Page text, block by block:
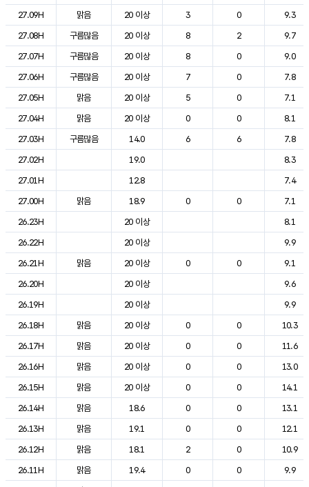
27.09H
맑음 20 이상 3 0
9.3
27.08H
구름많음 20 이상 8 2
9.7
27.07H
구름많음 20 이상 8 0
9.0
27.06H
구름많음 20 이상 7 0
7.8
27.05H
맑음 20 이상 5 0
7.1
27.04H
맑음 20 이상 0 0
8.1
27.03H
구름많음 14.0 6 6
7.8
27.02H
19.0
8.3
27.01H
12.8
7.4
27.00H
맑음 18.9 0 0
7.1
26.23H
20 이상
8.1
26.22H
20 이상
9.9
26.21H
맑음 20 이상 0 0
9.1
26.20H
20 이상
9.6
26.19H
20 이상
9.9
26.18H
맑음 20 이상 0 0
10.3
26.17H
맑음 20 이상 0 0
11.6
26.16H
맑음 20 이상 0 0
13.0
26.15H
맑음 20 이상 0 0
14.1
26.14H
맑음 18.6 0 0
13.1
26.13H
맑음 19.1 0 0
12.1
26.12H
맑음 18.1 2 0
10.9
26.11H
맑음 19.4 0 0
9.9